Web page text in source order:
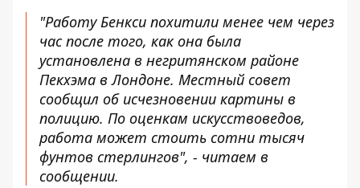
"Работу Бенкси похитили менее чем через
час после того, как она была
установлена ​​в негритянском районе
Пекхэма в Лондоне. Местный совет
сообщил об исчезновении картины в
полицию. По оценкам искусствоведов,
работа может стоить сотни тысяч
фунтов стерлингов", - читаем в
сообщении.